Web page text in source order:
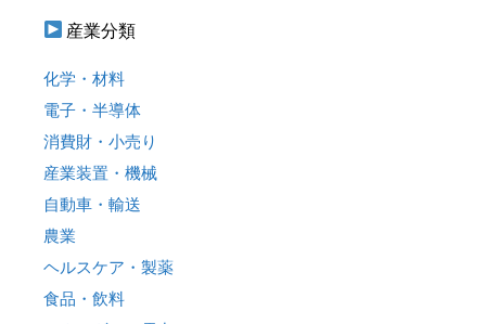
産業分類
化学・材料
電子・半導体
消費財・小売り
産業装置・機械
自動車・輸送
農業
ヘルスケア・製薬
食品・飲料